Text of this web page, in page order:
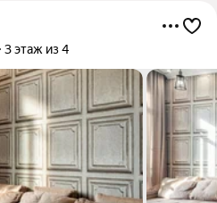
3 этаж из 4